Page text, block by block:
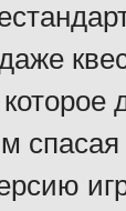
спасая